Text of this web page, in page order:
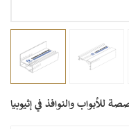
للأبواب والنوافذ في إثيوبيا